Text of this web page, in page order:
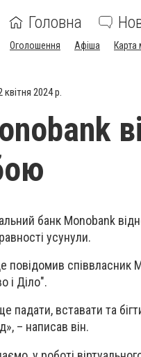
Головна
Оголошення Афіша Карта
квітня 2024 р.
банк Monobank
усунули.
повідомив співвласник
і Діло".
падати, вставати та
– написав він.